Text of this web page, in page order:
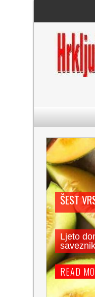
Ljeto
ŠEST
READ